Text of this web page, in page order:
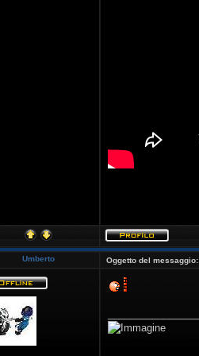
Umberto Oggetto del messaggio: